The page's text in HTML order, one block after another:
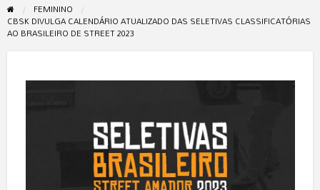
FEMININO
CBSK DIVULGA CALENDÁRIO ATUALIZADO DAS SELETIVAS CLASSIFICATÓRIAS
AO BRASILEIRO DE STREET 2023